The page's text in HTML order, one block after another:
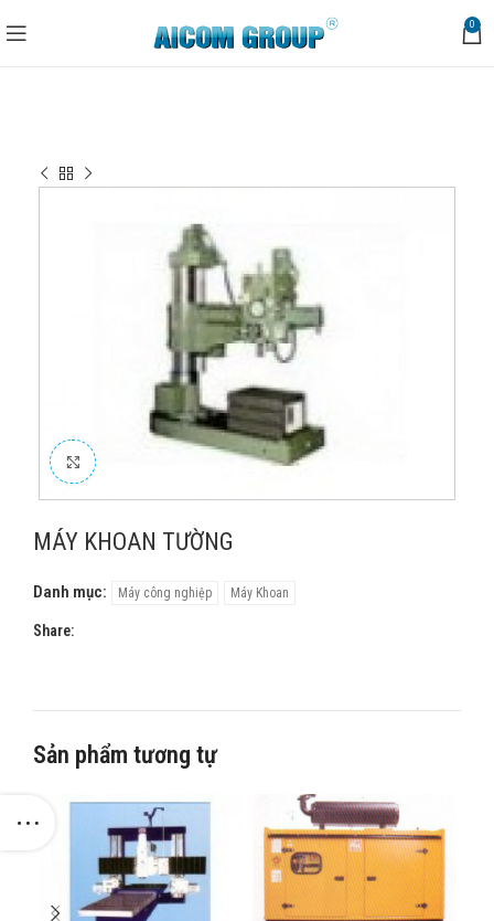
0
Click to enlarge
MÁY KHOAN TƯỜNG
Danh mục: Máy công nghiệp Máy Khoan
Share:
Sản phẩm tương tự